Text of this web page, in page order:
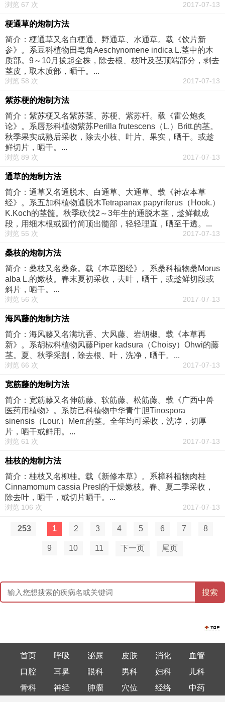
浏览 67 次 2017-07-13
梗通草的炮制方法
简介：梗通草又名白梗通、野通草、水通草。载《饮片新
参》。系豆科植物田皂角Aeschynomene indica L.茎中的木
质部。9～10月拔起全株，除去根、枝叶及茎顶端部分，剥去
茎皮，取木质部，晒干。...
浏览 58 次 2017-07-13
紫苏梗的炮制方法
简介：紫苏梗又名紫苏茎、苏梗、紫苏杆。载《雷公炮炙
论》。系唇形科植物紫苏Perilla frutescens（L.）Britt.的茎。
秋季果实成熟后采收，除去小枝、叶片、果实，晒干。或趁
鲜切片，晒干。...
浏览 89 次 2017-07-13
通草的炮制方法
简介：通草又名通脱木、白通草、大通草。载《神农本草
经》。系五加科植物通脱木Tetrapanax papyriferus（Hook.）
K.Koch的茎髓。秋季砍伐2～3年生的通脱木茎，趁鲜截成
段，用细木根或圆竹简顶出髓部，轻轻理直，晒至干透。...
浏览 55 次 2017-07-13
桑枝的炮制方法
简介：桑枝又名桑条。载《本草图经》。系桑科植物桑Morus
alba L.的嫩枝。春末夏初采收，去叶，晒干，或趁鲜切段或
斜片，晒干。...
浏览 56 次 2017-07-13
海风藤的炮制方法
简介：海风藤又名满坑香、大风藤、岩胡椒。载《本草再
新》。系胡椒科植物风藤Piper kadsura（Choisy）Ohwi的藤
茎。夏、秋季采割，除去根、叶，洗净，晒干。...
浏览 66 次 2017-07-13
宽筋藤的炮制方法
简介：宽筋藤又名伸筋藤、软筋藤、松筋藤。载《广西中兽
医药用植物》。系防己科植物中华青牛胆Tinospora
sinensis（Lour.）Merr.的茎。全年均可采收，洗净，切厚
片，晒干或鲜用。...
浏览 61 次 2017-07-13
桂枝的炮制方法
简介：桂枝又名柳桂。载《新修本草》。系樟科植物肉桂
Cinnamomum cassia Presl的干燥嫩枝。春、夏二季采收，
除去叶，晒干，或切片晒干。...
浏览 106 次 2017-07-13
253 1 2 3 4 5 6 7 8
9 10 11 下一页 尾页
首页 呼吸 泌尿 皮肤 消化
血管
口腔
耳鼻 眼科 男科 妇科
儿科
骨科
神经 肿瘤 穴位 经络 中药